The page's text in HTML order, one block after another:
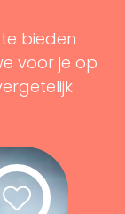
bieden
voor je op